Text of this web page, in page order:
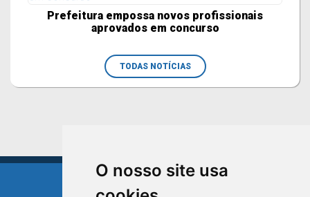
O nosso site usa
Prefeitura empossa novos profissionais
aprovados em concurso
TODAS NOTÍCIAS